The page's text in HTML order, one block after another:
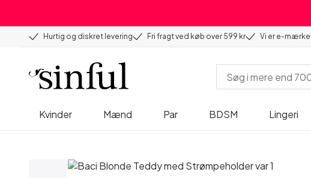
Hurtig og diskret levering Fri fragt ved køb over 599 kr Vi er e-
Kvinder Mænd Par BDSM Lingeri